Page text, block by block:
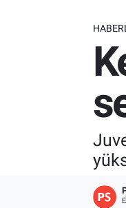
ÖZEL HABER
ASTROLOJİ